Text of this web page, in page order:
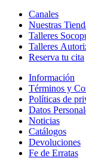
Canales
Nuestras
Talleres
Talleres
Reserva tu cita
Información
Términos y
Políticas de
Datos
Noticias
Catálogos
Devoluciones
Fe de Erratas